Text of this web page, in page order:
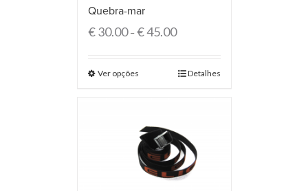
Quebra-mar
€30.00–€45.00
Ver opções Detalhes